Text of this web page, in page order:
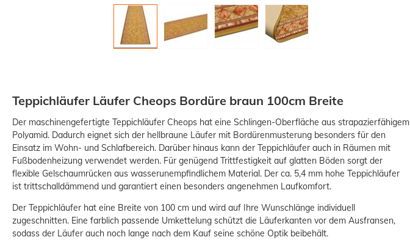
Teppichläufer Läufer Cheops Bordüre braun 100cm Breite
Der maschinengefertigte Teppichläufer Cheops hat eine Schlingen-Oberfläche aus strapazierfähigem
Polyamid. Dadurch eignet sich der hellbraune Läufer mit Bordürenmusterung besonders für den
Einsatz im Wohn- und Schlafbereich. Darüber hinaus kann der Teppichläufer auch in Räumen mit
Fußbodenheizung verwendet werden. Für genügend Trittfestigkeit auf glatten Böden sorgt der
flexible Gelschaumrücken aus wasserunempfindlichem Material. Der ca. 5,4 mm hohe Teppichläufer
ist trittschalldämmend und garantiert einen besonders angenehmen Laufkomfort.
Der Teppichläufer hat eine Breite von 100 cm und wird auf Ihre Wunschlänge individuell
zugeschnitten. Eine farblich passende Umkettelung schützt die Läuferkanten vor dem Ausfransen,
sodass der Läufer auch noch lange nach dem Kauf seine schöne Optik beibehält.